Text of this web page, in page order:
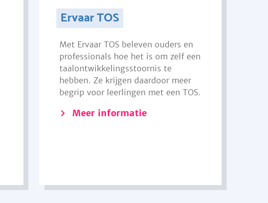
Ervaar TOS
Met Ervaar TOS beleven ouders en
professionals hoe het is om zelf een
taalontwikkelingsstoornis te
hebben. Ze krijgen daardoor meer
begrip voor leerlingen met een TOS.
Meer informatie